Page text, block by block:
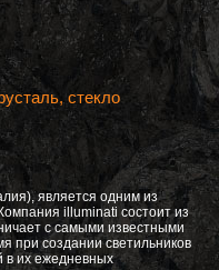
стекло
является одним из
illuminati состоит из
с самыми известными
при создании светильников
в их ежедневных